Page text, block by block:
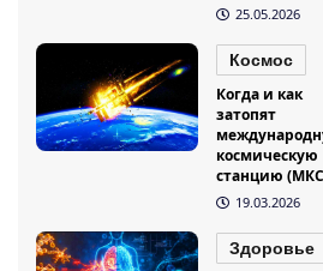
25.05.2026
Космос
Когда и как
затопят
космическую
станцию
19.03.2026
Здоровье